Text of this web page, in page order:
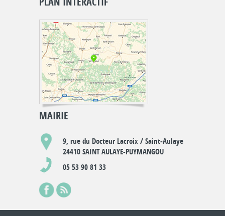
MAIRIE
9, rue du Docteur Lacroix / Saint-Aulaye
24410 SAINT AULAYE-PUYMANGOU
05 53 90 81 33